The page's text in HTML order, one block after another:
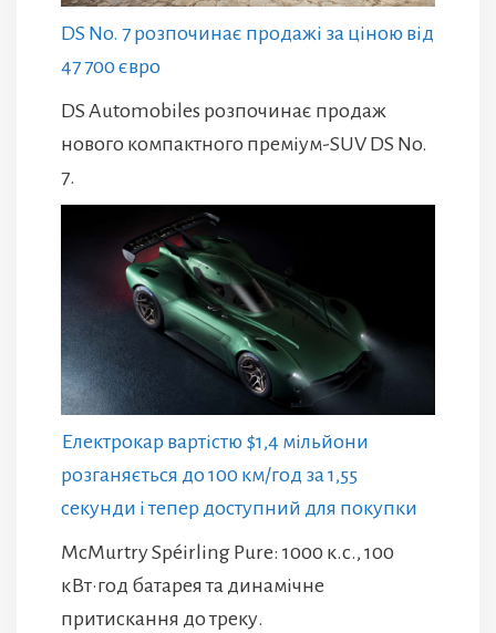
DS No. 7 розпочинає продажі за ціною від
47 700 євро
DS Automobiles розпочинає продаж
нового компактного преміум-SUV DS No.
7.
Електрокар вартістю $1,4 мільйони
розганяється до 100 км/год за 1,55
секунди і тепер доступний для покупки
McMurtry Spéirling Pure: 1000 к.с., 100
кВт·год батарея та динамічне
притискання до треку.